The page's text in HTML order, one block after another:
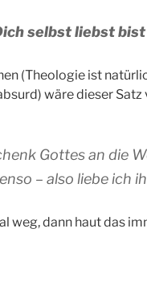
selbst liebst
(Theologie ist
wäre dieser Satz
Gottes an die
– also liebe ich
weg, dann haut das